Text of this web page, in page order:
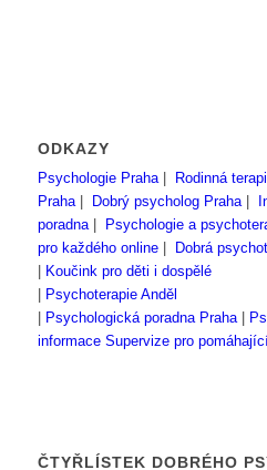
ODKAZY
Psychologie Praha| Rodinná
Praha| Dobrý psycholog Praha|
poradna| Psychologie a
pro každého online|
Dobrá
Koučink pro děti i dospělé
Psychoterapie Anděl
Psychologická poradna Praha|
informace Supervize pro
ČTYŘLÍSTEK DOBRÉHO